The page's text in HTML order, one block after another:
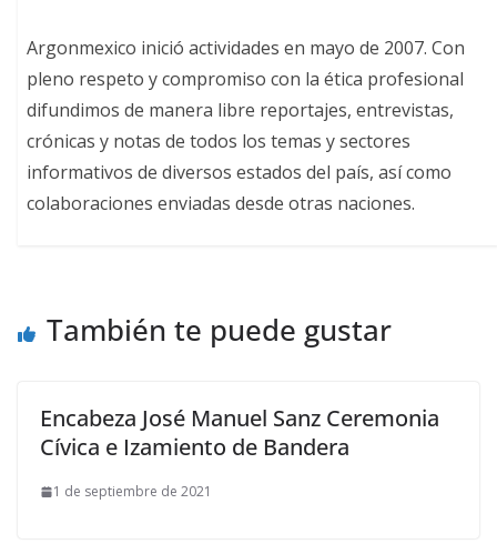
Argonmexico inició actividades en mayo de 2007. Con
pleno respeto y compromiso con la ética profesional
difundimos de manera libre reportajes, entrevistas,
crónicas y notas de todos los temas y sectores
informativos de diversos estados del país, así como
colaboraciones enviadas desde otras naciones.
También te puede gustar
Encabeza José Manuel Sanz Ceremonia
Cívica e Izamiento de Bandera
1 de septiembre de 2021